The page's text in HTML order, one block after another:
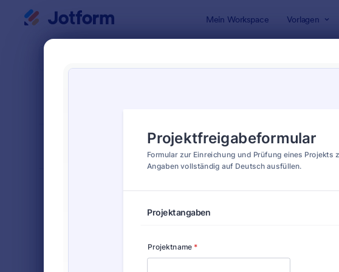
Mein Workspace Vorlagen
Klassisch
675